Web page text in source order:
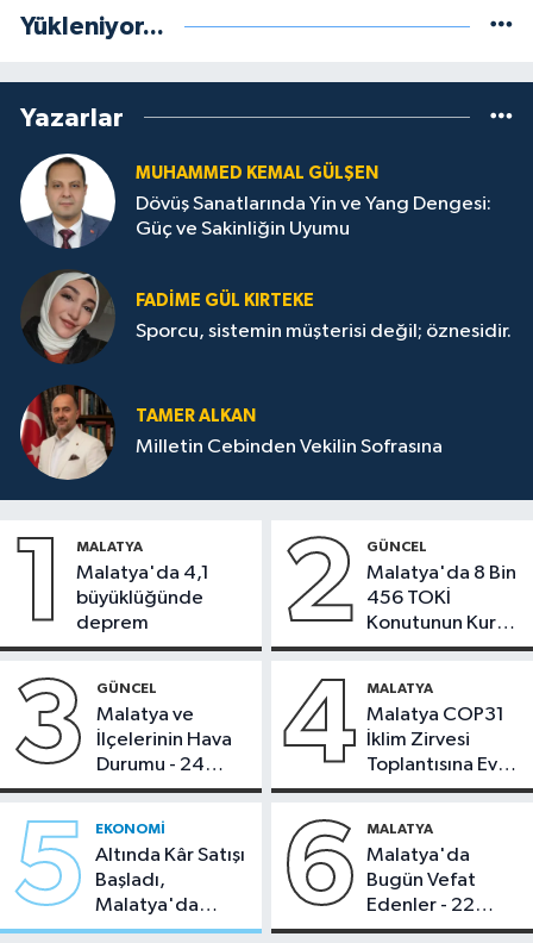
Yükleniyor...
Yazarlar
MUHAMMED KEMAL GÜLŞEN
Dövüş Sanatlarında Yin ve Yang Dengesi:
Güç ve Sakinliğin Uyumu
FADIME GÜL KIRTEKE
Sporcu, sistemin müşterisi değil; öznesidir.
TAMER ALKAN
Milletin Cebinden Vekilin Sofrasına
1 MALATYA
Malatya'da 4,1
büyüklüğünde
deprem
2 GÜNCEL
Malatya'da 8 Bin
456 TOKİ
Konutunun Kurası
Bugün Çekiliyor
3 GÜNCEL
Malatya ve
İlçelerinin Hava
Durumu - 24
Temmuz 2026
4 MALATYA
Malatya COP31
İklim Zirvesi
Toplantısına Ev
Sahipliği Yaptı
5 EKONOMI
Altında Kâr Satışı
Başladı,
Malatya'da
Makas Ne
6 MALATYA
Malatya'da
Bugün Vefat
Edenler - 22
Temmuz 2026